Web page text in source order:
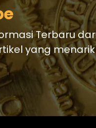
Terbaru
yang menarik